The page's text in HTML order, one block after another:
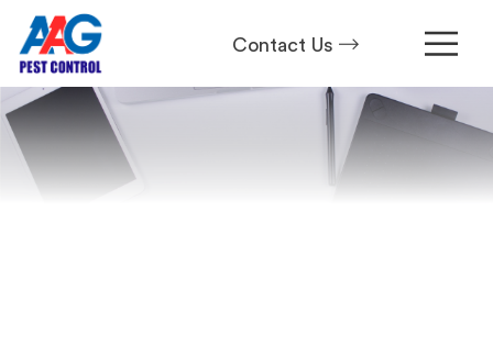
Contact Us